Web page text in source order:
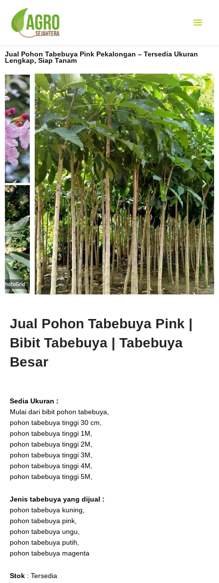
konten
Jual Pohon Tabebuya Pink Pekalongan – Tersedia Ukuran
Lengkap, Siap Tanam
Jual Pohon Tabebuya Pink |
Bibit Tabebuya | Tabebuya
Besar
Sedia Ukuran :
Mulai dari bibit pohon tabebuya,
pohon tabebuya tinggi 30 cm,
pohon tabebuya tinggi 1M,
pohon tabebuya tinggi 2M,
pohon tabebuya tinggi 3M,
pohon tabebuya tinggi 4M,
pohon tabebuya tinggi 5M,
Jenis tabebuya yang dijual :
pohon tabebuya kuning,
pohon tabebuya pink,
pohon tabebuya ungu,
pohon tabebuya putih,
pohon tabebuya magenta
Stok : Tersedia